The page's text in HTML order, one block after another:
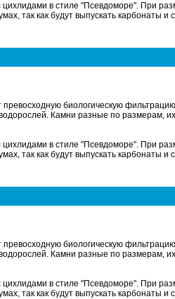
цихлидами в стиле "Псевдоморе". При
так как будут выпускать карбонаты
биологическую
Камни разные по размерам,
цихлидами в стиле "Псевдоморе". При
так как будут выпускать карбонаты
биологическую
Камни разные по размерам,
цихлидами в стиле "Псевдоморе". При
так как будут выпускать карбонаты